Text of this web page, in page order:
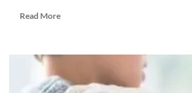
Read MoreRead
उत्‍तराखंड
फिर